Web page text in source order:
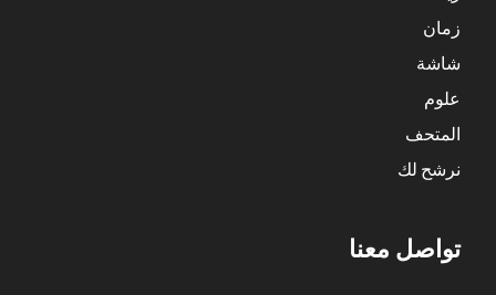
زمان
شاشة
علوم
المتحف
نرشح لك
تواصل معنا